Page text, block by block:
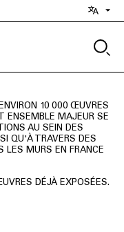
10 000 ŒUVRES
ENSEMBLE MAJEUR SE
AU SEIN DES
QU'À TRAVERS DES
LES MURS EN FRANCE
DÉJÀ EXPOSÉES.